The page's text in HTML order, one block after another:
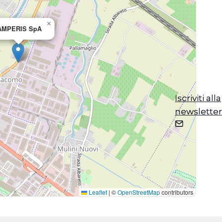
Iscriviti alla
newsletter
SpA
×
Leaflet | ©OpenStreetMapcontributors
Iscriviti alla
newsletter